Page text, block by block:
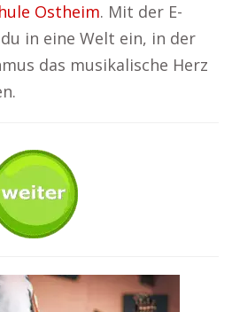
Ostheim. Mit der E-
in eine Welt ein, in der
das musikalische Herz